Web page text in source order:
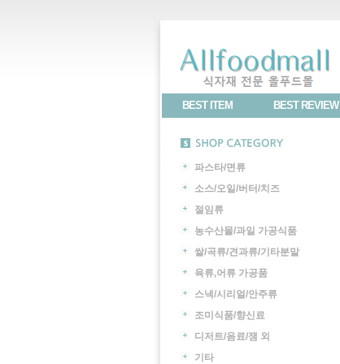
BEST ITEM BEST REVIEW
파스타/면류
소스/오일/버터/치즈
절임류
농수산물/과일 가공식품
쌀/곡류/견과류/기타분말
육류,어류 가공품
스낵/시리얼/안주류
조미식품/향신료
디저트/음료/잼 외
기타